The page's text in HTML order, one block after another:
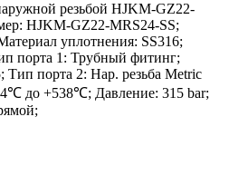
резьбой HJKM-GZ22-
HJKM-GZ22-MRS24-SS;
уплотнения: SS316;
порта 1: Трубный фитинг;
Тип порта 2: Нар. резьба Metric
до +538℃; Давление: 315 bar;